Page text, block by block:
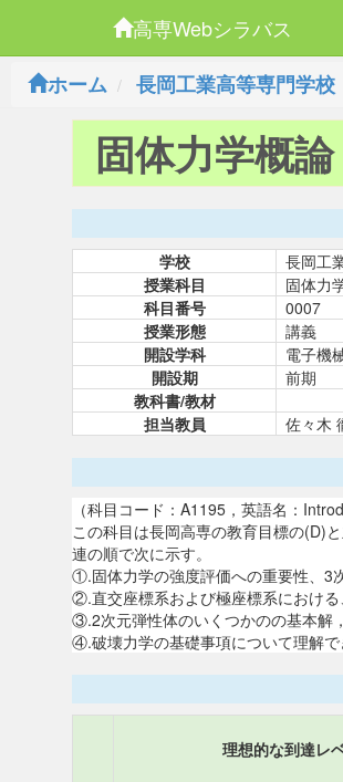
高専Webシラバス
ホーム
長岡工業高等専門学校
固体力学概論
学校 長岡工
授業科目
固体力
科目番号
0007
授業形態
講義
開設学科
電子機
開設期
前期
教科書/教材
担当教員
佐々木
（科目コード：A1195，英語名：
この科目は長岡高専の教育目標の(D)
連の順で次に示す。
①.固体力学の強度評価への重要性、3
②.直交座標系および極座標系におけ
③.2次元弾性体のいくつかのの基本解
④.破壊力学の基礎事項について理解で
理想的な到達レ